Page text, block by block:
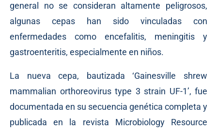
general no se consideran altamente peligrosos,
algunas cepas han sido vinculadas con
enfermedades como encefalitis, meningitis y
gastroenteritis, especialmente en niños.
La nueva cepa, bautizada ‘Gainesville shrew
mammalian orthoreovirus type 3 strain UF-1’, fue
documentada en su secuencia genética completa y
publicada en la revista Microbiology Resource